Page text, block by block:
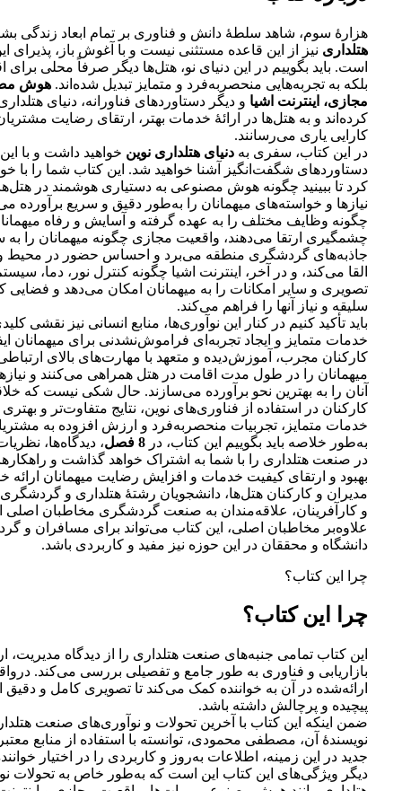
هزارۀ سوم، شاهد سلطۀ دانش و فناوری بر تمام ابعاد زندگی
هتلداری نیز از این قاعده مستثنی نیست و با آغوش باز، پذیرای
است. باید بگوییم در این دنیای نو، هتل‌ها دیگر صرفاً محلی برای
بلکه به تجربه‌هایی منحصربه‌فرد و متمایز تبدیل شده‌اند. هوش
مجازی، اینترنت اشیا و دیگر دستاوردهای فناورانه، دنیای
کرده‌اند و به هتل‌ها در ارائۀ خدمات بهتر، ارتقای رضایت
کارایی یاری می‌رسانند.
در این کتاب، سفری به دنیای هتلداری نوین خواهید داشت و با
دستاوردهای شگفت‌انگیز آشنا خواهید شد. این کتاب شما را با
کرد تا ببینید چگونه هوش مصنوعی به دستیاری هوشمند در
نیازها و خواسته‌های میهمانان را به‌طور دقیق و سریع برآورده
چگونه وظایف مختلف را به ‌عهده گرفته و آسایش و رفاه
چشمگیری ارتقا می‌دهند، واقعیت مجازی چگونه میهمانان را
جاذبه‌های گردشگری منطقه می‌برد و احساس حضور در محیط
القا می‌کند، و در آخر، اینترنت اشیا چگونه کنترل نور، دما،
تصویری و سایر امکانات را به میهمانان امکان می‌دهد و فضایی
سلیقه و نیاز آنها را فراهم می‌کند.
باید تأکید کنیم در کنار این نوآوری‌ها، منابع انسانی نیز نقشی
خدمات متمایز و ایجاد تجربه‌ای فراموش‌نشدنی برای میهمانان
کارکنان مجرب، آموزش‌دیده و متعهد با مهارت‌های بالای
میهمانان را در طول مدت اقامت در هتل همراهی می‌کنند و
آنان را به بهترین نحو برآورده می‌سازند. حال شکی نیست که
کارکنان در استفاده از فناوری‌های نوین، نتایج متفاوت‌تر و بهتری
خدمات متمایز، تجربیات منحصربه‌فرد و ارزش افزوده به
به‌طور خلاصه باید بگوییم این کتاب، در
، دیدگاه‌ها،
در صنعت هتلداری را با شما به اشتراک خواهد گذاشت و
بهبود و ارتقای کیفیت خدمات و افزایش رضایت میهمانان ارائه
مدیران و کارکنان هتل‌ها، دانشجویان رشتۀ هتلداری و
و کارآفرینان، علاقه‌مندان به صنعت گردشگری مخاطبان اصلی
علاوه‌بر مخاطبان اصلی، این کتاب می‌تواند برای مسافران و
دانشگاه و محققان در این حوزه نیز مفید و کاربردی باشد.
چرا این کتاب؟
چرا این کتاب؟
این کتاب تمامی جنبه‌های صنعت هتلداری را از دیدگاه مدیریت،
بازاریابی و فناوری به طور جامع و تفصیلی بررسی می‌کند.
ارائه‌شده در آن به خواننده کمک می‌کند تا تصویری کامل و
پیچیده و پرچالش داشته باشد.
ضمن اینکه این کتاب با آخرین تحولات و نوآوری‌های صنعت
نویسندۀ آن، مصطفی محمودی، توانسته با استفاده از منابع
جدید در این زمینه، اطلاعات به‌روز و کاربردی را در اختیار
دیگر ویژگی‌های این کتاب این است که به‌طور خاص به تحولات